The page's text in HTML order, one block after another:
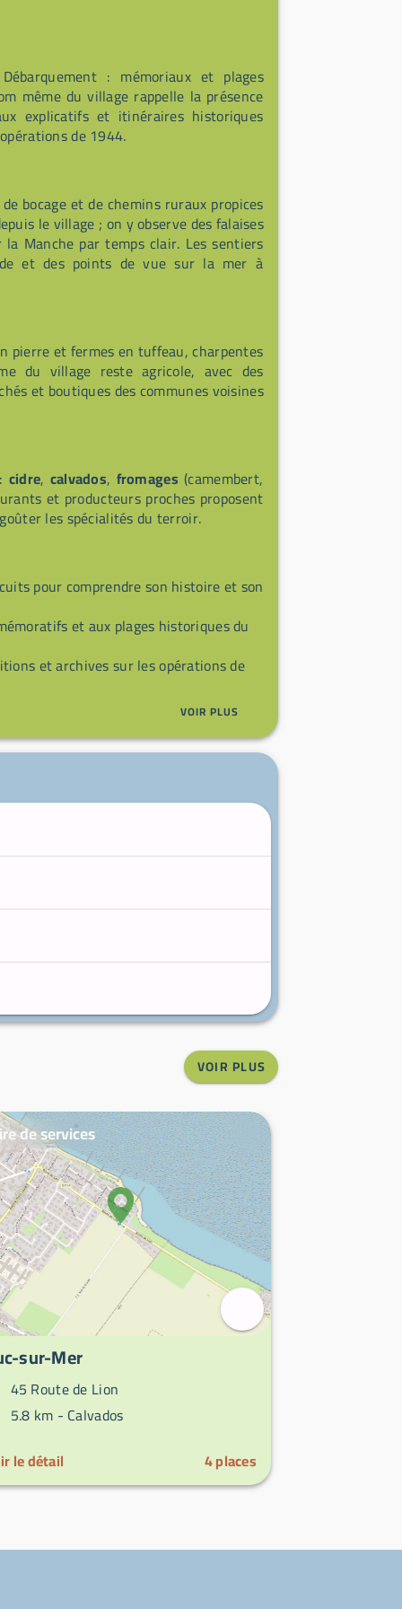
: mémoriaux et plages
même du village rappelle la présence
explicatifs et itinéraires historiques
de 1944.
bocage et de chemins ruraux propices
le village ; on y observe des falaises
Manche par temps clair. Les sentiers
et des points de vue sur la mer à
pierre et fermes en tuffeau, charpentes
du village reste agricole, avec des
et boutiques des communes voisines
cidre, calvados, fromages (camembert,
et producteurs proches proposent
les spécialités du terroir.
pour comprendre son histoire et son
et aux plages historiques du
et archives sur les opérations de
VOIR PLUS
VOIR PLUS
de services
sur-Mer
45 Route de Lion
5.8 km - Calvados
le détail
4places